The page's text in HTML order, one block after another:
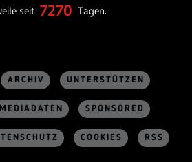
seit 7270 Tagen.
ARCHIV UNTERSTÜTZEN
MEDIADATEN SPONSORED
COOKIES RSS